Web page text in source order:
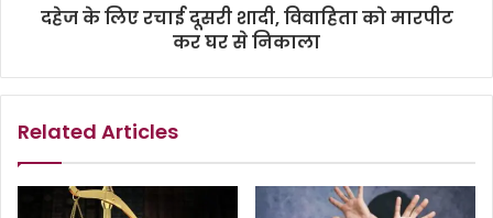
दहेज के लिए रचाई दूसरी शादी, विवाहिता को मारपीट
कर घर से निकाला
Related Articles